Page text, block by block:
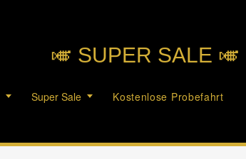
🎺︎ SUPER SALE 🎺︎
Super Sale Kostenlose Probefahrt